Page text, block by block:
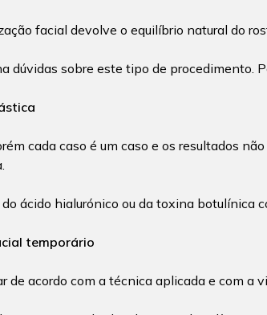
facial devolve o equilíbrio natural do
dúvidas sobre este tipo de procedimento.
cada caso é um caso e os resultados
ácido hialurónico ou da toxina botulínica
temporário
de acordo com a técnica aplicada e com a